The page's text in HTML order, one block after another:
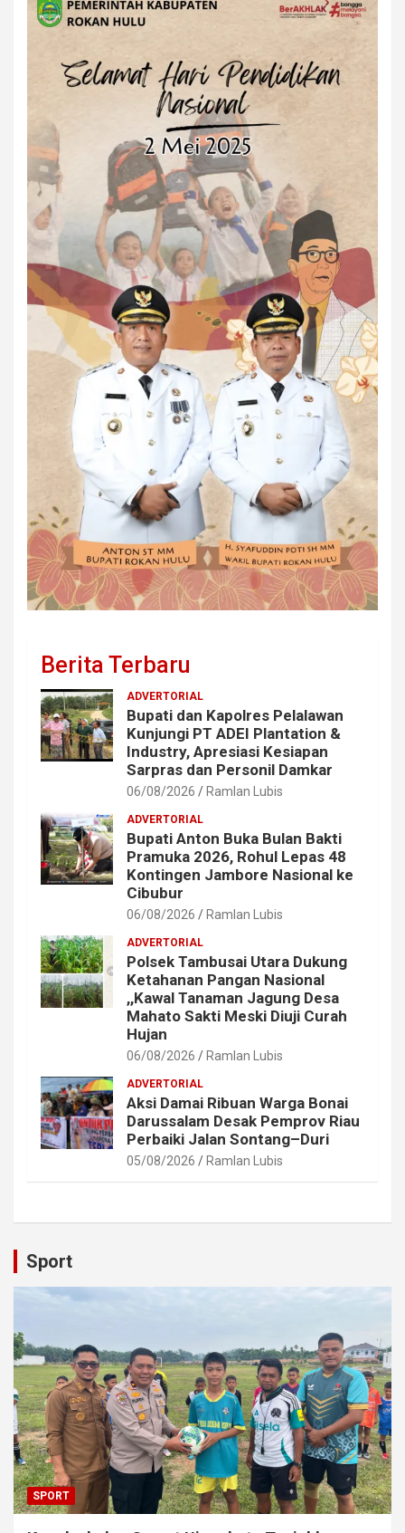
Berita Terbaru
ADVERTORIAL
Bupati dan Kapolres Pelalawan
Kunjungi PT ADEI Plantation &
Industry, Apresiasi Kesiapan
Sarpras dan Personil Damkar
06/08/2026 Ramlan Lubis
ADVERTORIAL
Bupati Anton Buka Bulan Bakti
Pramuka 2026, Rohul Lepas 48
Kontingen Jambore Nasional ke
Cibubur
06/08/2026 Ramlan Lubis
ADVERTORIAL
Polsek Tambusai Utara Dukung
Ketahanan Pangan Nasional
,,Kawal Tanaman Jagung Desa
Mahato Sakti Meski Diuji Curah
Hujan
06/08/2026 Ramlan Lubis
ADVERTORIAL
Aksi Damai Ribuan Warga Bonai
Darussalam Desak Pemprov Riau
Perbaiki Jalan Sontang–Duri
05/08/2026 Ramlan Lubis
Sport
SPORT